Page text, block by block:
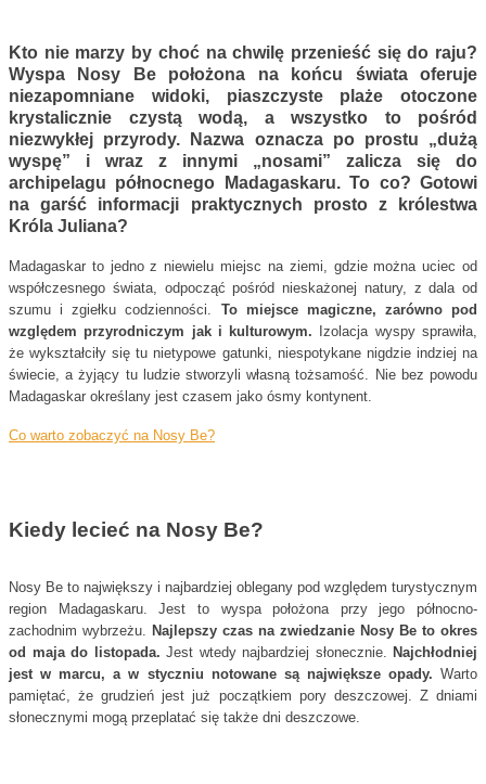
Kto nie marzy by choć na chwilę przenieść się do raju?
Wyspa Nosy Be położona na końcu świata oferuje
niezapomniane widoki, piaszczyste plaże otoczone
krystalicznie czystą wodą, a wszystko to pośród
niezwykłej przyrody. Nazwa oznacza po prostu „dużą
wyspę” i wraz z innymi „nosami” zalicza się do
archipelagu północnego Madagaskaru. To co? Gotowi
na garść informacji praktycznych prosto z królestwa
Króla Juliana?
Madagaskar to jedno z niewielu miejsc na ziemi, gdzie można uciec od
współczesnego świata, odpocząć pośród nieskażonej natury, z dala od
szumu i zgiełku codzienności. To miejsce magiczne, zarówno pod
względem przyrodniczym jak i kulturowym. Izolacja wyspy sprawiła,
że wykształciły się tu nietypowe gatunki, niespotykane nigdzie indziej na
świecie, a żyjący tu ludzie stworzyli własną tożsamość. Nie bez powodu
Madagaskar określany jest czasem jako ósmy kontynent.
Co warto zobaczyć na Nosy Be?
Kiedy lecieć na Nosy Be?
Nosy Be to największy i najbardziej oblegany pod względem turystycznym
region Madagaskaru. Jest to wyspa położona przy jego północno-
zachodnim wybrzeżu. Najlepszy czas na zwiedzanie Nosy Be to okres
od maja do listopada. Jest wtedy najbardziej słonecznie. Najchłodniej
jest w marcu, a w styczniu notowane są największe opady. Warto
pamiętać, że grudzień jest już początkiem pory deszczowej. Z dniami
słonecznymi mogą przeplatać się także dni deszczowe.